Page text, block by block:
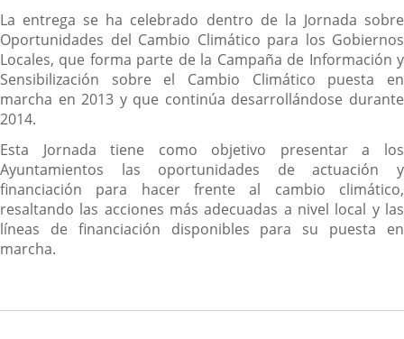
La entrega se ha celebrado dentro de la Jornada sobre
Oportunidades del Cambio Climático para los Gobiernos
Locales, que forma parte de la Campaña de Información y
Sensibilización sobre el Cambio Climático puesta en
marcha en 2013 y que continúa desarrollándose durante
2014.
Esta Jornada tiene como objetivo presentar a los
Ayuntamientos las oportunidades de actuación y
financiación para hacer frente al cambio climático,
resaltando las acciones más adecuadas a nivel local y las
líneas de financiación disponibles para su puesta en
marcha.